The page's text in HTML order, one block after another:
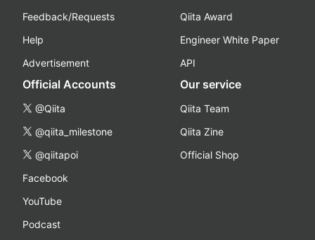
Feedback/Requests
Help
Advertisement
Qiita Award
Engineer White Paper
API
Official Accounts
@Qiita
@qiita_milestone
@qiitapoi
Facebook
YouTube
Podcast
Our service
Qiita Team
Qiita Zine
Official Shop